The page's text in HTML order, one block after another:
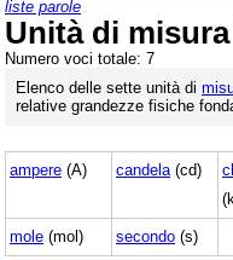
liste parole
Unità di
Numero voci totale: 7
Elenco delle sette unità di
relative grandezze fisiche
ampere (A) candela (cd)
mole (mol) secondo (s)